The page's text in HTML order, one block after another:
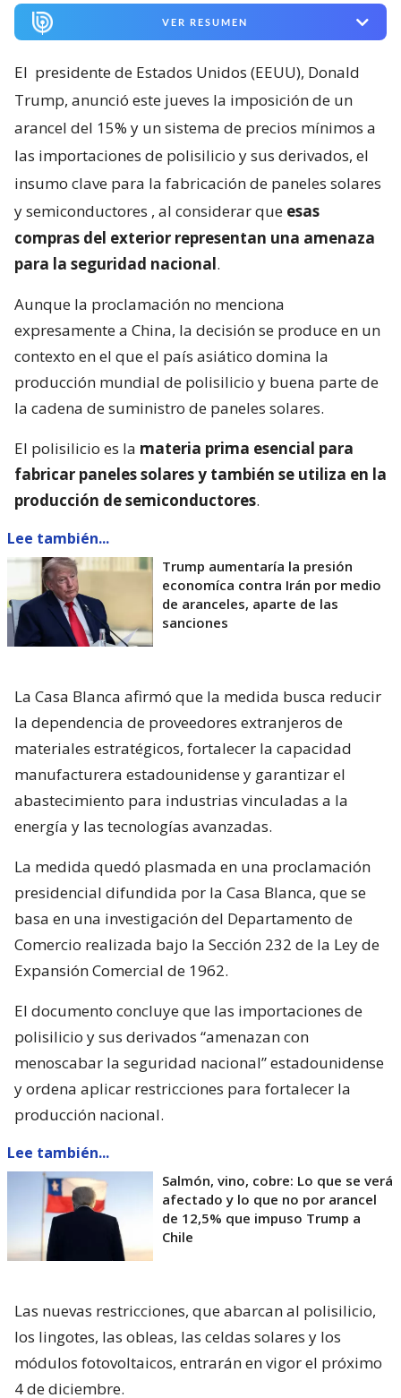
VER RESUMEN
El presidente de Estados Unidos (EEUU), Donald
Trump, anunció este jueves la imposición de un
arancel del 15% y un sistema de precios mínimos a
las importaciones de polisilicio y sus derivados, el
insumo clave para la fabricación de paneles solares
y semiconductores , al considerar que esas
compras del exterior representan una amenaza
para la seguridad nacional.
Aunque la proclamación no menciona
expresamente a China, la decisión se produce en un
contexto en el que el país asiático domina la
producción mundial de polisilicio y buena parte de
la cadena de suministro de paneles solares.
El polisilicio es la materia prima esencial para
fabricar paneles solares y también se utiliza en la
producción de semiconductores.
Lee también...
Trump aumentaría la presión
economíca contra Irán por medio
de aranceles, aparte de las
sanciones
La Casa Blanca afirmó que la medida busca reducir
la dependencia de proveedores extranjeros de
materiales estratégicos, fortalecer la capacidad
manufacturera estadounidense y garantizar el
abastecimiento para industrias vinculadas a la
energía y las tecnologías avanzadas.
La medida quedó plasmada en una proclamación
presidencial difundida por la Casa Blanca, que se
basa en una investigación del Departamento de
Comercio realizada bajo la Sección 232 de la Ley de
Expansión Comercial de 1962.
El documento concluye que las importaciones de
polisilicio y sus derivados “amenazan con
menoscabar la seguridad nacional” estadounidense
y ordena aplicar restricciones para fortalecer la
producción nacional.
Lee también...
Salmón, vino, cobre: Lo que se verá
afectado y lo que no por arancel
de 12,5% que impuso Trump a
Chile
Las nuevas restricciones, que abarcan al polisilicio,
los lingotes, las obleas, las celdas solares y los
módulos fotovoltaicos, entrarán en vigor el próximo
4 de diciembre.